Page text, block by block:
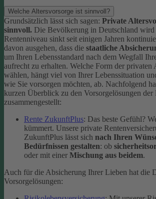
Welche Altersvorsorge ist sinnvoll?
Grundsätzlich lässt sich sagen: Private
sinnvoll. Die Bevölkerung in Deutschland wird
Rentenniveau sinkt seit einigen Jahren
davon ausgehen, dass die staatliche
um Ihren Lebensstandard nach dem Wegfall
aufrecht zu erhalten. Welche Form der privaten
wählen, hängt viel von Ihrer Lebenssituation
wie Sie vorsorgen möchten, ab. Nachfolgend
kurzen Überblick zu den Vorsorgelösungen
zusammengestellt:
Rente ZukunftPlus: Das beste Gefühl?
kümmert. Unsere private
ZukunftPlus lässt sich nach Ihren
Bedürfnissen gestalten: ob
oder mit einer Mischung aus beidem.
Auch für die Absicherung Ihrer Lieben hat die
Vorsorgelösungen: